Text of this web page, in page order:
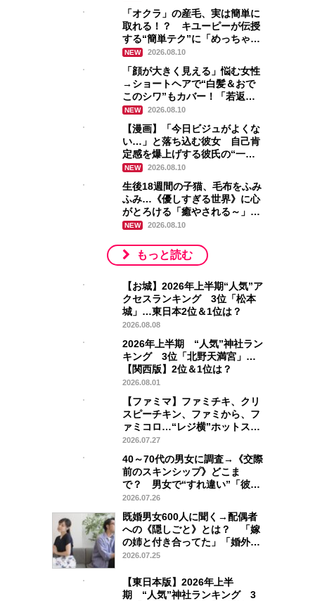
秀」絶賛の声
「オクラ」の産毛、実は簡単に
取れる！？ キユーピーが伝授
する“簡単テク”に「めっちゃ有
益な情報をゲット」
NEW 2026.08.10
「顔が大きく見える」悩む女性
→ショートヘアで“白髪＆おで
このシワ”もカバー！「若返っ
て別人みたい」「あか抜けてき
れい」称賛の声
NEW 2026.08.10
【漫画】「今日ビジュがよくな
い…」と落ち込む彼女 自己肯
定感を爆上げする彼氏の“一
言”に「最高の彼氏」
NEW 2026.08.10
生後18週間の子猫、毛布をふみ
ふみ…《優しすぎる世界》に心
がとろける「癒やされる～」
「喉を鳴らす音までかわい
NEW 2026.08.10
もっと読む
【お城】2026年上半期“人気”ア
クセスランキング 3位「松本
城」…東日本2位＆1位は？
2026.08.08
2026年上半期 “人気”神社ラン
キング 3位「北野天満宮」…
【関西版】2位＆1位は？
2026.08.01
【ファミマ】ファミチキ、クリ
スピーチキン、ファミから、フ
ァミコロ…“レジ横”ホットスナ
ック「人気ランキング」1位
2026.07.27
40～70代の男女に調査→《交際
前のスキンシップ》どこま
で？ 男女で“すれ違い”「彼は
毎回でも触れ合いたいタイプだ
けど…」
2026.07.26
既婚男女600人に聞く→配偶者
への《隠しごと》とは？ 「嫁
の姉と付き合ってた」「婚外彼
氏がいる」…生々しい実態
2026.07.25
【東日本版】2026年上半
期 “人気”神社ランキング 3